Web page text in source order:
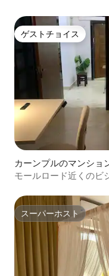
ゲストチョイス
ゲストチョイス
カーンプルのマンショ
モールロード近くのビ
スーパーホスト
スーパーホスト